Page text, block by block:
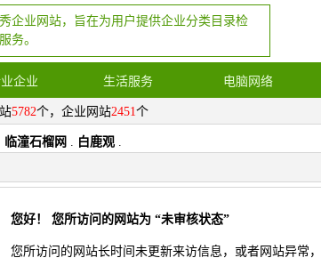
企业网站，旨在为用户提供企业分类目录检
务。
企业 生活服务 电脑网络
5782个，企业网站2451个
临潼石榴网 . 白鹿观 .
您好！ 您所访问的网站为 “未审核状态”
您所访问的网站长时间未更新来访信息，或者网站异常